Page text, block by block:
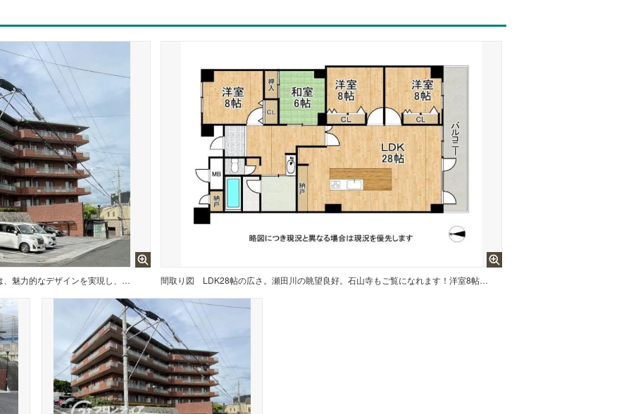
伝統と現代が融合したマンション外観は、魅力的なデザインを実現し、住む人に特別なひとときを提供します。歴史ある街並みに調和したデザインが魅力です！6階建てのお部屋は3階部分となります 間取り図 LDK28帖の広さ。瀬田川の眺望良好。石山寺もご覧になれます！洋室8帖が3室・和室6帖が1室の118.4平米です！